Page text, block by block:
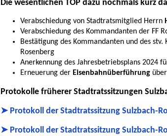
Die wesentlichen TOP dazu nochmals kurz
Verabschiedung von Stadtratsmitglied Herrn
Verabschiedung des Kommandanten der FF
Bestätigung des Kommandanten und des
Rosenberg
Anerkennung des Jahresbetriebsplans 2024
Erneuerung der Eisenbahnüberführung
Protokolle früherer Stadtratssitzungen
➤ Protokoll der Stadtratssitzung Sulzbach-
➤ Protokoll der Stadtratssitzung Sulzbach-